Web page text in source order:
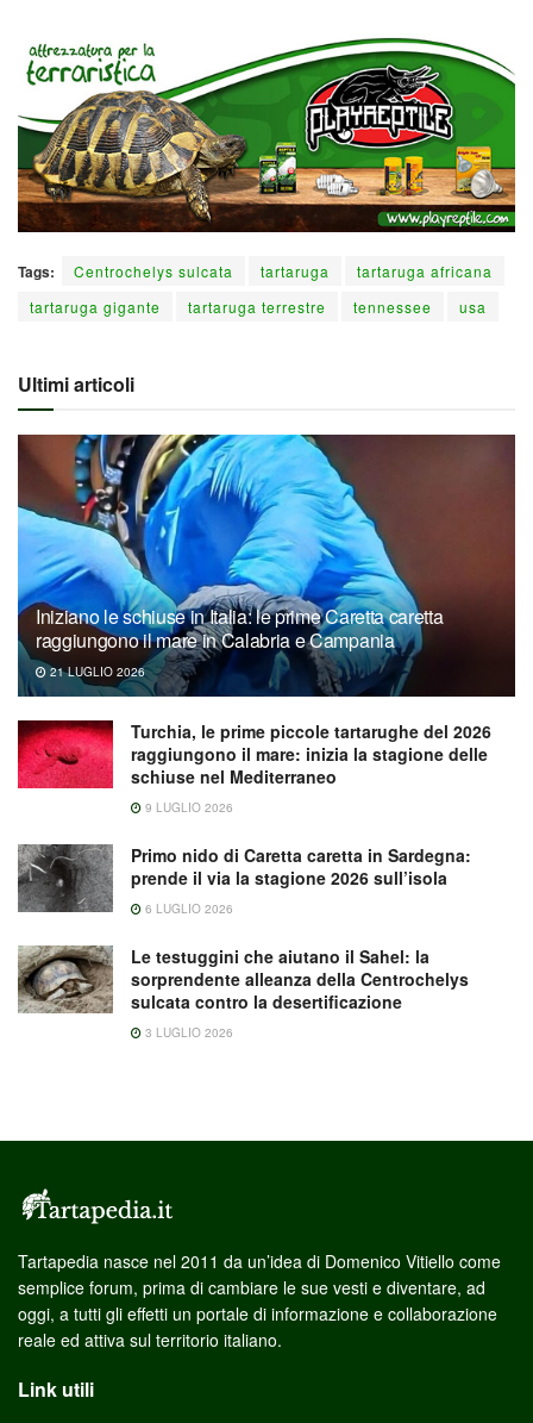
Tags: Centrochelys sulcata tartaruga
tartaruga africana
tartaruga gigante
tartaruga terrestre tennessee usa
Ultimi articoli
Iniziano le schiuse in Italia: le prime Caretta caretta
raggiungono il mare in Calabria e Campania
21 LUGLIO 2026
Turchia, le prime piccole tartarughe del 2026
raggiungono il mare: inizia la stagione delle
schiuse nel Mediterraneo
9 LUGLIO 2026
Primo nido di Caretta caretta in Sardegna:
prende il via la stagione 2026 sull’isola
6 LUGLIO 2026
Le testuggini che aiutano il Sahel: la
sorprendente alleanza della Centrochelys
sulcata contro la desertificazione
3 LUGLIO 2026
Tartapedia nasce nel 2011 da un’idea di Domenico Vitiello come
semplice forum, prima di cambiare le sue vesti e diventare, ad
oggi, a tutti gli effetti un portale di informazione e collaborazione
reale ed attiva sul territorio italiano.
Link utili